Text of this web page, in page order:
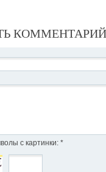
КОММЕНТАРИЙ
с картинки: *